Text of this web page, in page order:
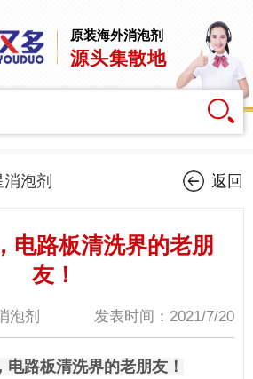
原装海外消泡剂
源头集散地
泡剂 返回
电路板清洗界的老朋
友！
泡剂 发表时间：2021/7/20
电路板清洗界的老朋友！